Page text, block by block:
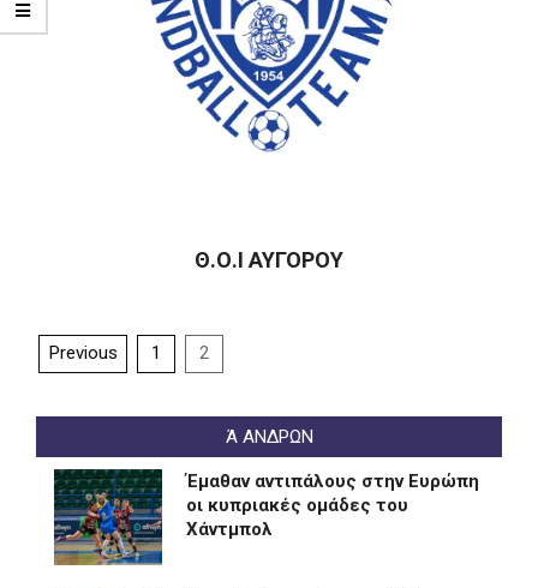
Θ.Ο.Ι ΑΥΓΟΡΟΥ
02
Posts
Previous 1 2
Ά ΑΝΔΡΩΝ
Έμαθαν αντιπάλους στην Ευρώπη
οι κυπριακές ομάδες του
Χάντμπολ